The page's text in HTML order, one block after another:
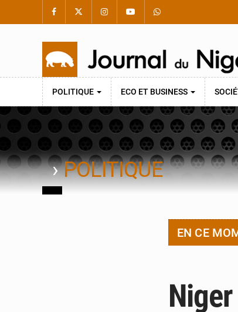
POLITIQUE ECO ET BUSINESS
›POLITIQUE
EN CE